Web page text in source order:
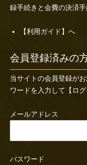
録手続きと会費の決済手
【利用ガイド】へ
会員登録済みの
当サイトの会員登録が
ワードを入力して【ロ
メールアドレス
パスワード